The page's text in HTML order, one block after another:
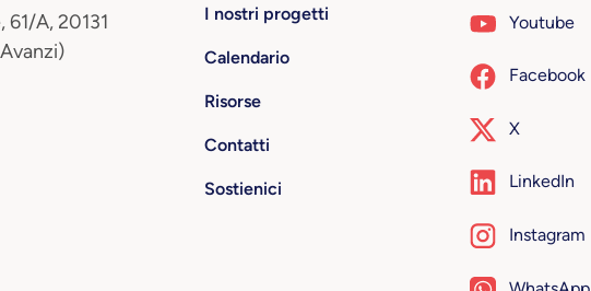
A, 20131
I nostri progetti
Calendario
Risorse
Contatti
Sostienici
Youtube
Facebook
X
LinkedIn
Instagram